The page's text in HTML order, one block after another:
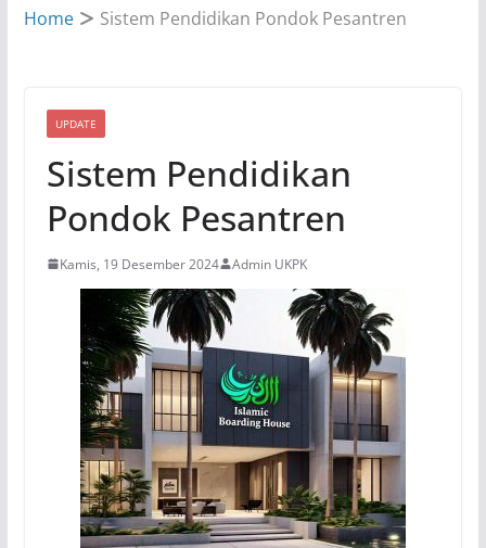
Home
Sistem Pendidikan Pondok Pesantren
UPDATE
Sistem Pendidikan
Pondok Pesantren
Kamis, 19 Desember 2024 Admin UKPK